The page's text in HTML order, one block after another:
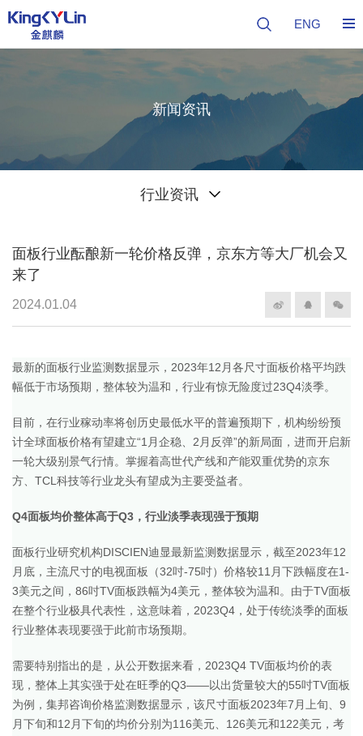
ENG
新闻资讯
行业资讯
面板行业酝酿新一轮价格反弹，京东方等大厂机会又
来了
2024.01.04
最新的面板行业监测数据显示，2023年12月各尺寸面板价格平均跌
幅低于市场预期，整体较为温和，行业有惊无险度过23Q4淡季。
目前，在行业稼动率将创历史最低水平的普遍预期下，机构纷纷预
计全球面板价格有望建立“1月企稳、2月反弹”的新局面，进而开启新
一轮大级别景气行情。掌握着高世代产线和产能双重优势的京东
方、TCL科技等行业龙头有望成为主要受益者。
Q4面板均价整体高于Q3，行业淡季表现强于预期
面板行业研究机构DISCIEN迪显最新监测数据显示，截至2023年12
月底，主流尺寸的电视面板（32吋-75吋）价格较11月下跌幅度在1-
3美元之间，86吋TV面板跌幅为4美元，整体较为温和。由于TV面板
在整个行业极具代表性，这意味着，2023Q4，处于传统淡季的面板
行业整体表现要强于此前市场预期。
需要特别指出的是，从公开数据来看，2023Q4 TV面板均价的表
现，整体上其实强于处在旺季的Q3——以出货量较大的55吋TV面板
为例，集邦咨询价格监测数据显示，该尺寸面板2023年7月上旬、9
月下旬和12月下旬的均价分别为116美元、126美元和122美元，考